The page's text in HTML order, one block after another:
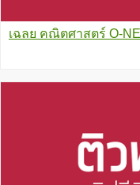
เฉลย คณิตศาสตร์ O-